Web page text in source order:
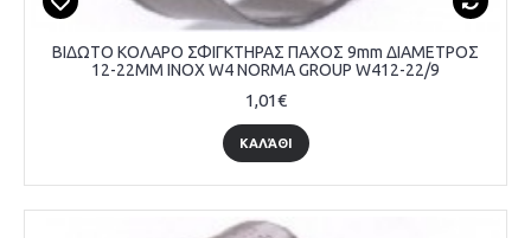
ΒΙΔΩΤΟ ΚΟΛΑΡΟ ΣΦΙΓΚΤΗΡΑΣ ΠΑΧΟΣ 9mm ΔΙΑΜΕΤΡΟΣ
12-22MM INOX W4 NORMA GROUP W412-22/9
1,01€
ΚΑΛΆΘΙ